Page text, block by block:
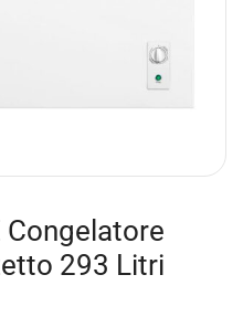
Congelatore
293 Litri